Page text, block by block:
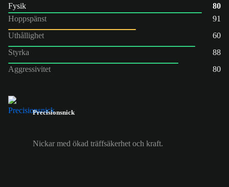
Fysik
80
Hoppspänst
91
Uthållighet
60
Styrka
88
Aggressivitet
80
Precisionsnick
Nickar med ökad träffsäkerhet och kraft.